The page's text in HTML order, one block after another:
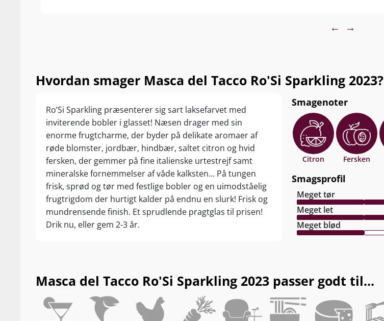
← →
Hvordan smager Masca del Tacco Ro'Si Sparkling 2023?
Ro’Si Sparkling præsenterer sig sart laksefarvet med
inviterende bobler i glasset! Næsen drager med sin
enorme frugtcharme, der byder på delikate aromaer af
røde blomster, jordbær, hindbær, saltet citron og hvid
fersken, der gemmer på fine italienske urtestrejf samt
mineralske fornemmelser af våde kalksten… På tungen
frisk, sprød og tør med festlige bobler og en uimodståelig
frugtrigdom der hurtigt kalder på endnu en slurk! Frisk og
mundrensende finish. Et sprudlende pragtglas til prisen!
Drik nu, eller gem 2-3 år.
Smagenoter
Citron Fersken
Smagsprofil
Meget tør
Meget let
Meget blød
Masca del Tacco Ro'Si Sparkling 2023 passer godt til...